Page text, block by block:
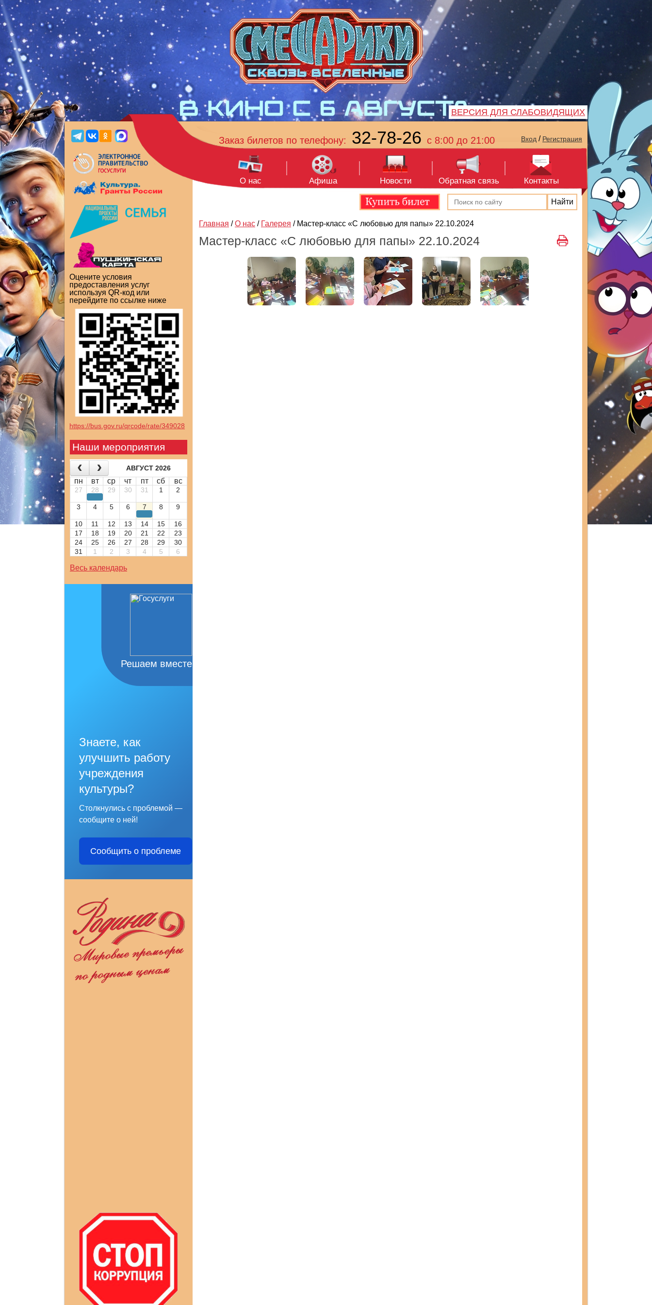
ВЕРСИЯ ДЛЯ СЛАБОВИДЯЩИХ
Оцените условия
предоставления услуг
используя QR-код или
перейдите по ссылке ниже
https://bus.gov.ru/qrcode/rate/349028
Наши мероприятия
АВГУСТ 2026
пн вт ср чт пт сб вс
27 28 29 30 31 1 2
3 4 5 6 7 8 9
10 11 12 13 14 15
16
17
18 19 20 21 22
23
24
25 26 27 28 29
30
31
1 2 3 4 5 6
Весь календарь
Решаем вместе
Знаете, как
улучшить работу
учреждения
культуры?
Столкнулись с проблемой —
сообщите о ней!
Сообщить о проблеме
Заказ билетов по телефону: 32-78-26 с 8:00 до 21:00 Вход / Регистрация
О нас Афиша Новости Обратная связь Контакты
Главная / О нас / Галерея / Мастер-класс «С любовью для папы» 22.10.2024
Мастер-класс «С любовью для папы» 22.10.2024